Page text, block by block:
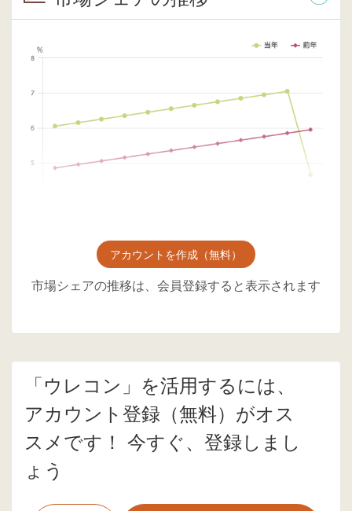
アカウントを作成（無料）
市場シェアの推移は、会員登録すると表示されます
「ウレコン」を活用するには、
アカウント登録（無料）がオス
スメです！ 今すぐ、登録しまし
ょう